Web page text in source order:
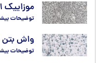
موزاییک ۲۲۱
توضیحات
واش بتن W۴۱۲
توضیحات